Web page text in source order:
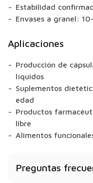
Estabilidad
Envases a granel:
Aplicaciones
Producción de
líquidos
Suplementos
edad
Productos
libre
Alimentos
Preguntas